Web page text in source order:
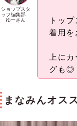
ショップスタ
ッフ編集部
ゆーさん
トッ
着用を
上に
グも◎
まなみんオス